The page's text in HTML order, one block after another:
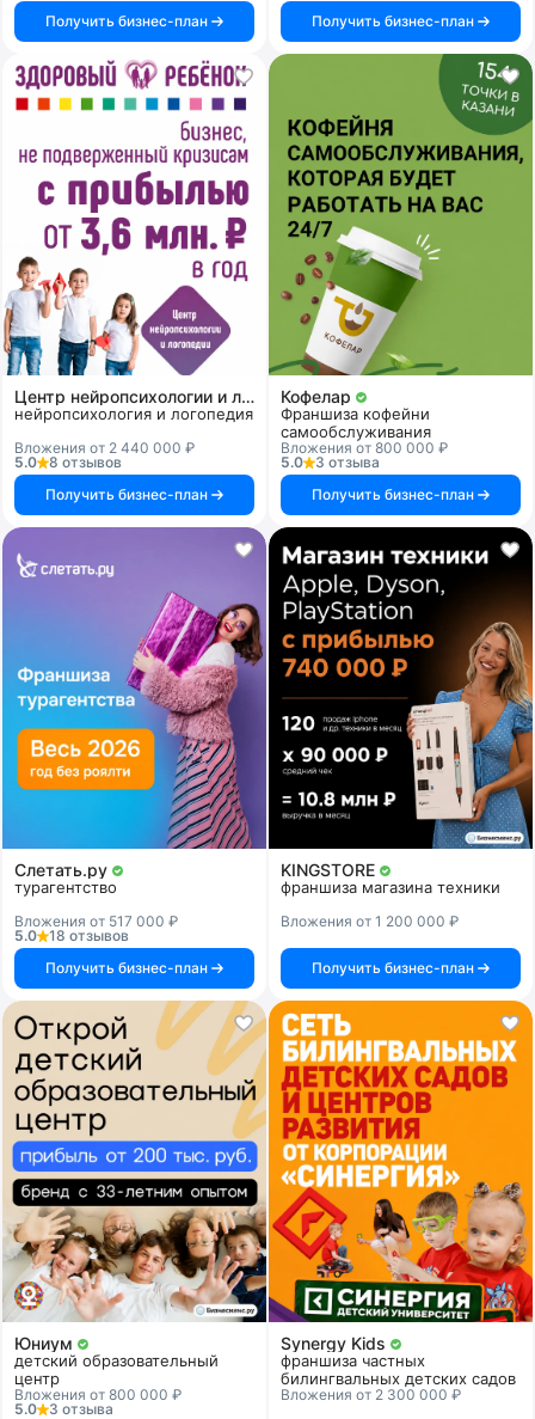
Получить бизнес-план
Получить бизнес-план
Центр нейропсихологии и логопедии «Здоровый ребенок»
нейропсихология и логопедия
Вложения от 2 440 000 ₽
5.0
8 отзывов
Получить бизнес-план
Кофелар
Франшиза кофейни
самообслуживания
Вложения от 800 000 ₽
5.0
3 отзыва
Получить бизнес-план
Слетать.ру
турагентство
Вложения от 517 000 ₽
5.0
18 отзывов
Получить бизнес-план
KINGSTORE
франшиза магазина техники
Вложения от 1 200 000 ₽
Получить бизнес-план
Юниум
детский образовательный
центр
Вложения от 800 000 ₽
5.0
3 отзыва
Synergy Kids
франшиза частных
билингвальных детских садов
Вложения от 2 300 000 ₽